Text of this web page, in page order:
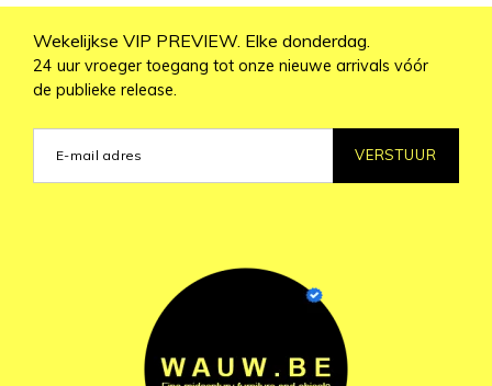
Wekelijkse VIP PREVIEW. Elke donderdag.
24 uur vroeger toegang tot onze nieuwe arrivals vóór
de publieke release.
VERSTUUR